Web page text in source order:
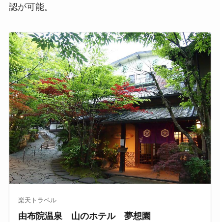
認が可能。
楽天トラベル
由布院温泉 山のホテル 夢想園